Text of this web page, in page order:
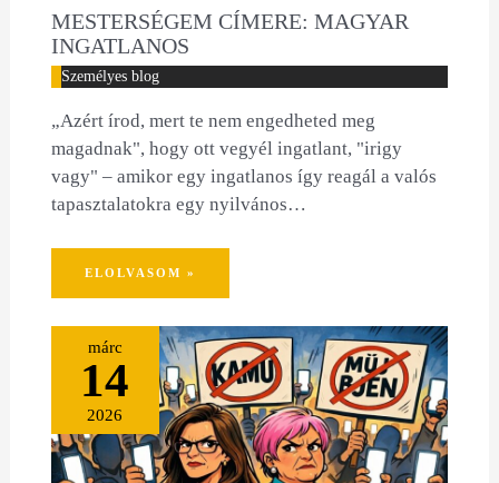
MESTERSÉGEM CÍMERE: MAGYAR
INGATLANOS
Személyes blog
„Azért írod, mert te nem engedheted meg
magadnak", hogy ott vegyél ingatlant, "irigy
vagy" – amikor egy ingatlanos így reagál a valós
tapasztalatokra egy nyilvános…
ELOLVASOM »
márc
14
2026